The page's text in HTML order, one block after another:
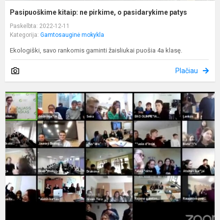
Pasipuoškime kitaip: ne pirkime, o pasidarykime patys
Paskelbta: 2022-12-11
Kategorija: Gamtosauginė mokykla
Ekologiški, savo rankomis gaminti žaisliukai puošia 4a klasę.
Plačiau